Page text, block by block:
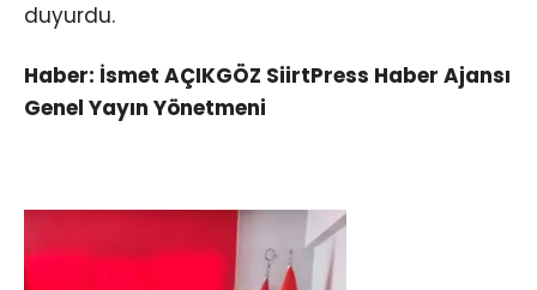
duyurdu.
Haber: İsmet AÇIKGÖZ SiirtPress Haber Ajansı
Genel Yayın Yönetmeni